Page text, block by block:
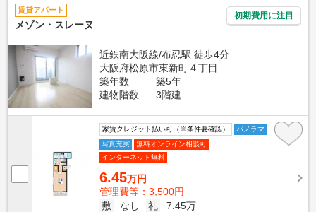
賃貸アパート
メゾン・スレーヌ
初期費用に注目
近鉄南大阪線/布忍駅 徒歩4分
大阪府松原市東新町４丁目
築年数
築5年
建物階数
3階建
家賃クレジット払い可（※条件要確認）
パノラマ
写真充実
無料オンライン相談可
インターネット無料
6.45万円
管理費等：3,500円
敷
なし 礼
7.45万